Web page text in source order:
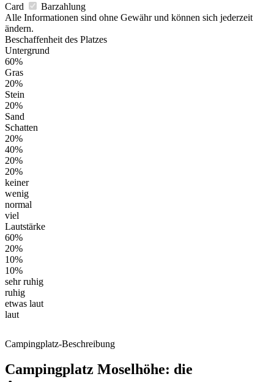
Card
Barzahlung
Alle Informationen sind ohne Gewähr und können sich jederzeit
ändern.
Beschaffenheit des Platzes
Untergrund
60%
Gras
20%
Stein
20%
Sand
Schatten
20%
40%
20%
20%
keiner
wenig
normal
viel
Lautstärke
60%
20%
10%
10%
sehr ruhig
ruhig
etwas laut
laut
Campingplatz-Beschreibung
Campingplatz Moselhöhe: die